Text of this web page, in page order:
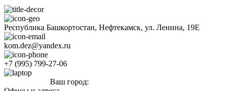
Республика Башкортостан, Нефтекамск, ул. Ленина, 19Е
kom.dez@yandex.ru
+7 (995) 799-27-06
Ваш город: